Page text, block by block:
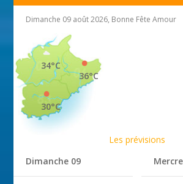
Dimanche 09 août 2026, Bonne Fête Amour
36°C
34°C
30°C
Les prévisions
Dimanche 09